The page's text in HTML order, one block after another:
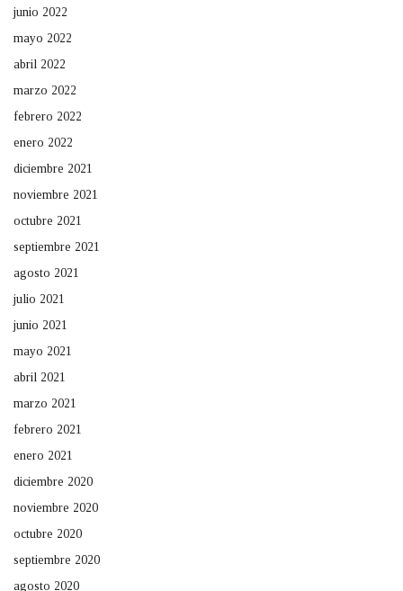
junio 2022
mayo 2022
abril 2022
marzo 2022
febrero 2022
enero 2022
diciembre 2021
noviembre 2021
octubre 2021
septiembre 2021
agosto 2021
julio 2021
junio 2021
mayo 2021
abril 2021
marzo 2021
febrero 2021
enero 2021
diciembre 2020
noviembre 2020
octubre 2020
septiembre 2020
agosto 2020